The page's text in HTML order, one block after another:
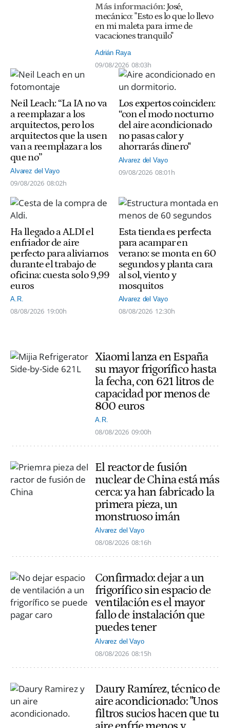
Más información: José,
mecánico: "Esto es lo que lo llevo
en mi maleta para irme de
vacaciones tranquilo"
Adrián Raya
09/08/2026 08:03h
Neil Leach: “La IA no va
a reemplazar a los
arquitectos, pero los
arquitectos que la usen
van a reemplazar a los
que no”
Alvarez del Vayo
09/08/2026 08:02h
Los expertos coinciden:
“con el modo nocturno
del aire acondicionado
no pasas calor y
ahorrarás dinero"
Alvarez del Vayo
09/08/2026 08:01h
Ha llegado a ALDI el
enfriador de aire
perfecto para aliviarnos
durante el trabajo de
oficina: cuesta solo 9,99
euros
A.R.
08/08/2026 19:00h
Esta tienda es perfecta
para acampar en
verano: se monta en 60
segundos y planta cara
al sol, viento y
mosquitos
Alvarez del Vayo
08/08/2026 12:30h
Xiaomi lanza en España
su mayor frigorífico hasta
la fecha, con 621 litros de
capacidad por menos de
800 euros
A.R.
08/08/2026 09:00h
El reactor de fusión
nuclear de China está más
cerca: ya han fabricado la
primera pieza, un
monstruoso imán
Alvarez del Vayo
08/08/2026 08:16h
Confirmado: dejar a un
frigorífico sin espacio de
ventilación es el mayor
fallo de instalación que
puedes tener
Alvarez del Vayo
08/08/2026 08:15h
Daury Ramírez, técnico de
aire acondicionado: "Unos
filtros sucios hacen que tu